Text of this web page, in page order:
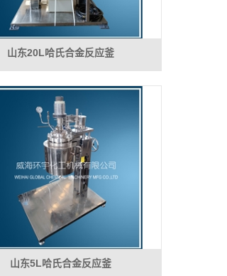
山东20L哈氏合金反应釜
山东5L哈氏合金反应釜